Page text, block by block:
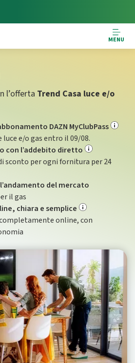
MENU
l’offerta Trend Casa luce e/o
DAZN MyClubPass
luce e/o gas entro il 09/08.
con l’addebito diretto
sconto per ogni fornitura per 24
del mercato
il gas
chiara e semplice
online, con